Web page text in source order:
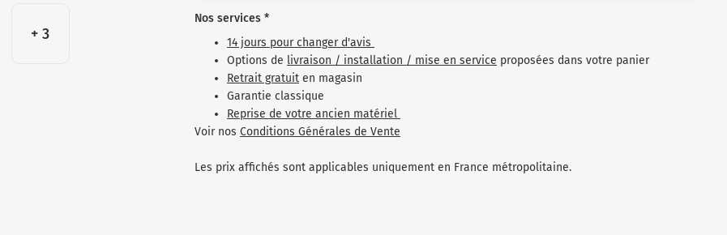
+ 3
Nos services *
14 jours pour changer d'avis
Options de livraison / installation / mise en service proposées dans votre panier
Retrait gratuit en magasin
Garantie classique
Reprise de votre ancien matériel
Voir nos Conditions Générales de Vente
Les prix affichés sont applicables uniquement en France métropolitaine.